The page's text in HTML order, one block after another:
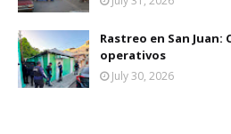
Rastreo en San
operativos
July 30, 2026